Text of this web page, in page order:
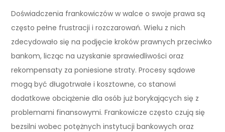
Doświadczenia frankowiczów w walce o swoje prawa są
często pełne frustracji i rozczarowań. Wielu z nich
zdecydowało się na podjęcie kroków prawnych przeciwko
bankom, licząc na uzyskanie sprawiedliwości oraz
rekompensaty za poniesione straty. Procesy sądowe
mogą być długotrwałe i kosztowne, co stanowi
dodatkowe obciążenie dla osób już borykających się z
problemami finansowymi. Frankowicze często czują się
bezsilni wobec potężnych instytucji bankowych oraz